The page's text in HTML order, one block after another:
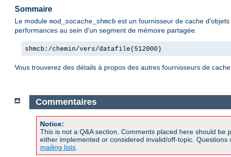
Sommaire
Le module mod_socache_shmcb est un fournisseur de cache
performances au sein d'un segment de mémoire partagée.
shmcb:/chemin/vers/datafile(512000)
Vous trouverez des détails à propos des autres fournisseurs de
Commentaires
Notice:
This is not a Q&A section. Comments placed here should
either implemented or considered invalid/off-topic.
mailing lists